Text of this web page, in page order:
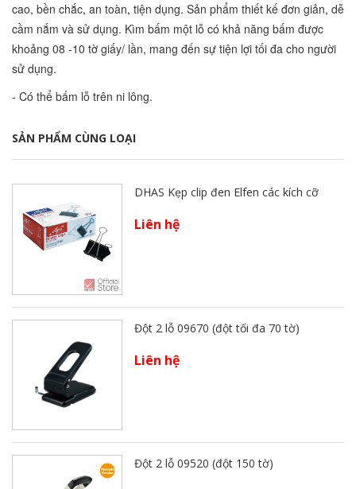
cao, bền chắc, an toàn, tiện dụng. Sản phẩm thiết kế đơn giản, dễ
cầm nắm và sử dụng. Kìm bấm một lỗ có khả năng bấm được
khoảng 08 -10 tờ giấy/ lần, mang đến sự tiện lợi tối đa cho người
sử dụng.
- Có thể bấm lỗ trên ni lông.
SẢN PHẨM CÙNG LOẠI
DHAS Kẹp clip đen Elfen các kích cỡ
Liên hệ
Đột 2 lỗ 09670 (đột tối đa 70 tờ)
Liên hệ
Đột 2 lỗ 09520 (đột 150 tờ)